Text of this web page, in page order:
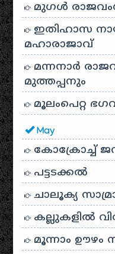
മുഗൾ
ഇതിഹാസ
മഹാരാജാവ്
മന്നനാർ
മുത്തപ്പനും
മൂലംപെറ്റ
May
കോക്രോച്ച്
പട്ടടക്കൽ
ചാലൂക്യ
കല്ലുകളിൽ
മൂന്നാം ഊഴം